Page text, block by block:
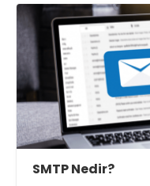
SMTP Nedir?